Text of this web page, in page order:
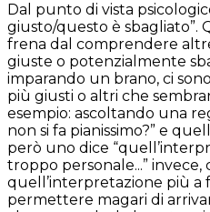
Dal punto di vista
giusto/questo è sbagliato”.
frena dal comprendere
giuste o potenzialmente
imparando un brano, ci
più giusti o altri che
esempio: ascoltando una
non si fa pianissimo?” e
però uno dice
troppo personale...” invece,
quell’interpretazione più a
permettere magari di